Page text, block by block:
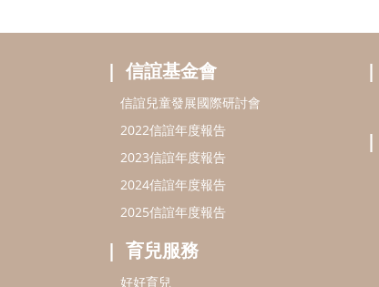
信誼基金會
信誼兒童發展國際研討會
2022信誼年度報告
2023信誼年度報告
2024信誼年度報告
2025信誼年度報告
育兒服務
好好育兒